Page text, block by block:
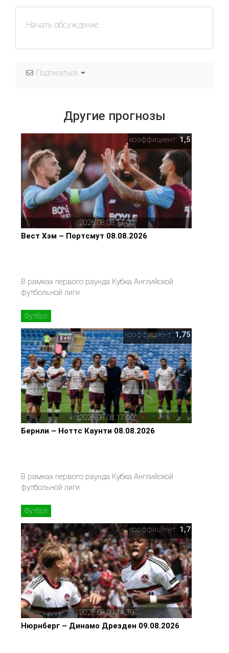
Подписаться
Другие прогнозы
2026,08,08,17,00
коэффициент: 1,5
Вест Хэм – Портсмут 08.08.2026
В рамках первого раунда Кубка Английской
футбольной лиги
Футбол
2026,08,08,17,00
коэффициент: 1,75
Бернли – Ноттс Каунти 08.08.2026
В рамках первого раунда Кубка Английской
футбольной лиги
Футбол
2026,08,09,14,30
коэффициент: 1,7
Нюрнберг – Динамо Дрезден 09.08.2026